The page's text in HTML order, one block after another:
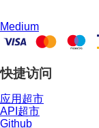
Medium
快捷访问
应用超市
API超市
Github